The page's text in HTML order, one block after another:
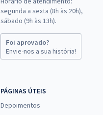
segunda a sexta (8h às 20h),
sábado (9h às 13h).
Foi aprovado?
Envie-nos a sua história!
PÁGINAS ÚTEIS
Depoimentos